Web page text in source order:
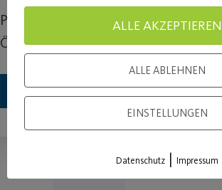
Post SV setzt sich für die
Öffnung des Sports ein!
WEITERLESEN
ALLE AKZEPTIEREN
ALLE ABLEHNEN
EINSTELLUNGEN
Datenschutz | Impressum